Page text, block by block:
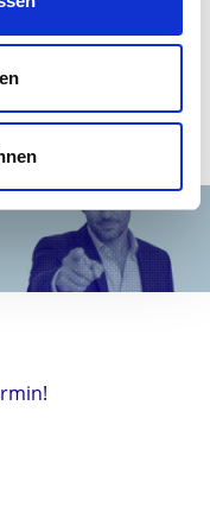
Probleme zu lösen